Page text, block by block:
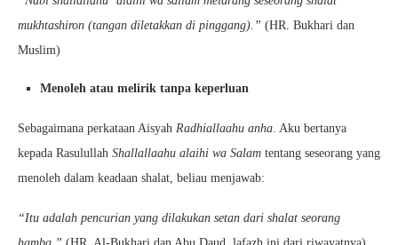
mukhtashiron (tangan diletakkan di pinggang).” (HR. Bukhari dan
Muslim)
Menoleh atau melirik tanpa keperluan
Sebagaimana perkataan Aisyah Radhiallaahu anha. Aku bertanya
kepada Rasulullah Shallallaahu alaihi wa Salam tentang seseorang yang
menoleh dalam keadaan shalat, beliau menjawab:
“Itu adalah pencurian yang dilakukan setan dari shalat seorang